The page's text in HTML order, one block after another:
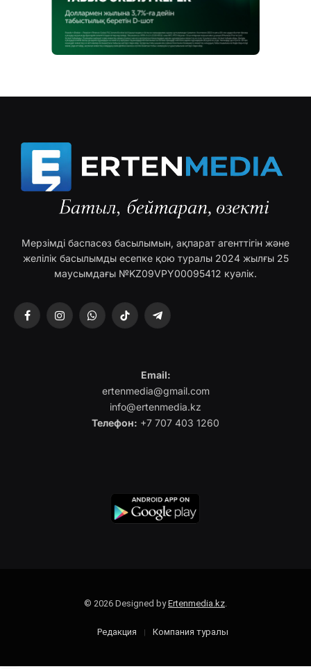
Мерзімді баспасөз басылымын, ақпарат агенттігін және
желілік басылымды есепке қою туралы 2024 жылғы 25
маусымдағы №KZ09VPY00095412 куәлік.
FacebookInstagramWhatsAppTikTok Telegram
Email:
ertenmedia@gmail.com
info@ertenmedia.kz
Телефон: +7 707 403 1260
© 2026 Designed byErtenmedia.kz
Редакция Компания туралы